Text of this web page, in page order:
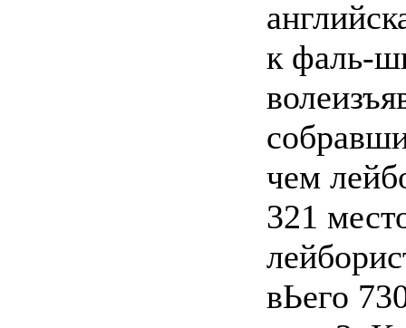
к фаль-
чем
321
вЬего